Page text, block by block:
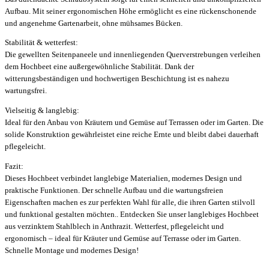
Aufbau. Mit seiner ergonomischen Höhe ermöglicht es eine rückenschonende
und angenehme Gartenarbeit, ohne mühsames Bücken.
Stabilität & wetterfest:
Die gewellten Seitenpaneele und innenliegenden Querverstrebungen verleihen
dem Hochbeet eine außergewöhnliche Stabilität. Dank der
witterungsbeständigen und hochwertigen Beschichtung ist es nahezu
wartungsfrei.
Vielseitig & langlebig:
Ideal für den Anbau von Kräutern und Gemüse auf Terrassen oder im Garten. Die
solide Konstruktion gewährleistet eine reiche Ernte und bleibt dabei dauerhaft
pflegeleicht.
Fazit:
Dieses Hochbeet verbindet langlebige Materialien, modernes Design und
praktische Funktionen. Der schnelle Aufbau und die wartungsfreien
Eigenschaften machen es zur perfekten Wahl für alle, die ihren Garten stilvoll
und funktional gestalten möchten.. Entdecken Sie unser langlebiges Hochbeet
aus verzinktem Stahlblech in Anthrazit. Wetterfest, pflegeleicht und
ergonomisch – ideal für Kräuter und Gemüse auf Terrasse oder im Garten.
Schnelle Montage und modernes Design!